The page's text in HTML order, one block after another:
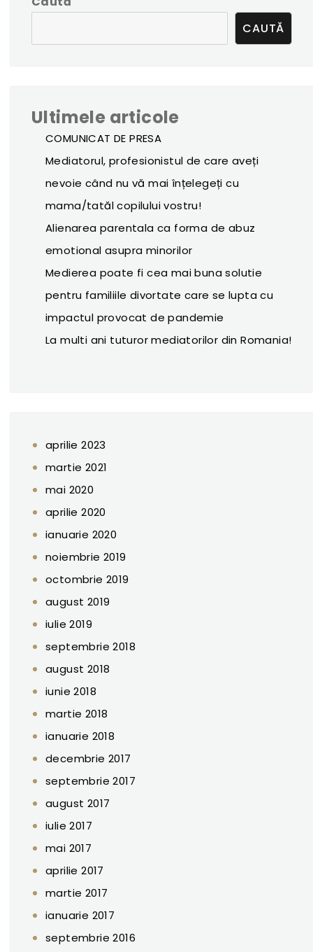
CAUTĂ
Ultimele articole
COMUNICAT DE PRESA
Mediatorul, profesionistul de care aveți
nevoie când nu vă mai înțelegeți cu
mama/tatăl copilului vostru!
Alienarea parentala ca forma de abuz
emotional asupra minorilor
Medierea poate fi cea mai buna solutie
pentru familiile divortate care se lupta cu
impactul provocat de pandemie
La multi ani tuturor mediatorilor din Romania!
aprilie 2023
martie 2021
mai 2020
aprilie 2020
ianuarie 2020
noiembrie 2019
octombrie 2019
august 2019
iulie 2019
septembrie 2018
august 2018
iunie 2018
martie 2018
ianuarie 2018
decembrie 2017
septembrie 2017
august 2017
iulie 2017
mai 2017
aprilie 2017
martie 2017
ianuarie 2017
septembrie 2016